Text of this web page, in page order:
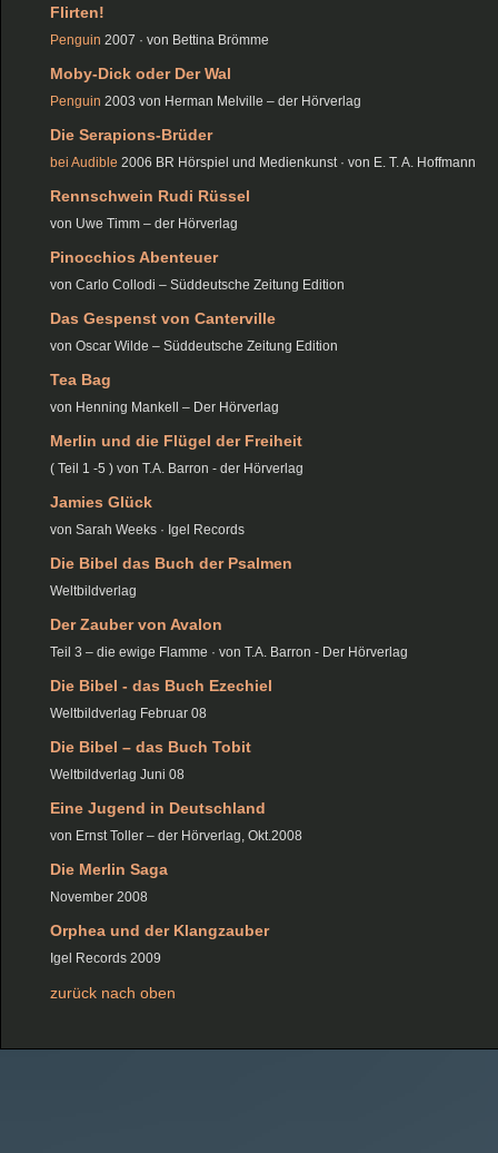
Flirten!
Penguin 2007 · von Bettina Brömme
Moby-Dick oder Der Wal
Penguin 2003 von Herman Melville – der Hörverlag
Die Serapions-Brüder
bei Audible 2006 BR Hörspiel und Medienkunst · von E. T. A. Hoffmann
Rennschwein Rudi Rüssel
von Uwe Timm – der Hörverlag
Pinocchios Abenteuer
von Carlo Collodi – Süddeutsche Zeitung Edition
Das Gespenst von Canterville
von Oscar Wilde – Süddeutsche Zeitung Edition
Tea Bag
von Henning Mankell – Der Hörverlag
Merlin und die Flügel der Freiheit
( Teil 1 -5 ) von T.A. Barron - der Hörverlag
Jamies Glück
von Sarah Weeks · Igel Records
Die Bibel das Buch der Psalmen
Weltbildverlag
Der Zauber von Avalon
Teil 3 – die ewige Flamme · von T.A. Barron - Der Hörverlag
Die Bibel - das Buch Ezechiel
Weltbildverlag Februar 08
Die Bibel – das Buch Tobit
Weltbildverlag Juni 08
Eine Jugend in Deutschland
von Ernst Toller – der Hörverlag, Okt.2008
Die Merlin Saga
November 2008
Orphea und der Klangzauber
Igel Records 2009
zurück nach oben